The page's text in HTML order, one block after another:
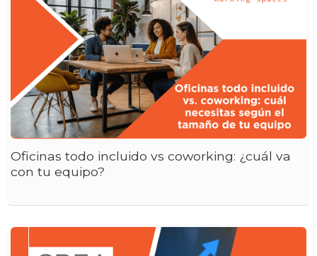
Oficinas todo incluido vs coworking: ¿cuál va
con tu equipo?